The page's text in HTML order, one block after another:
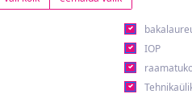
IOP